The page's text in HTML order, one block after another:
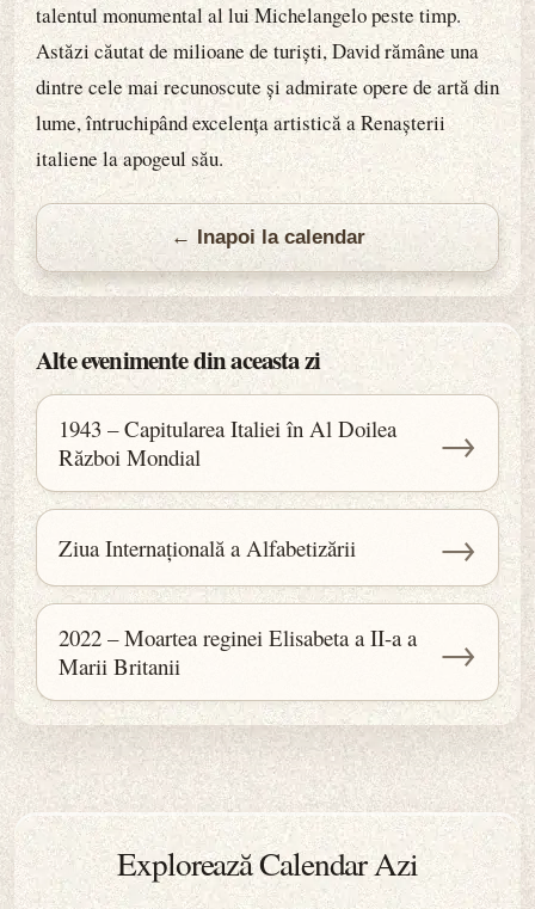
talentul monumental al lui Michelangelo peste timp.
Astăzi căutat de milioane de turiști, David rămâne una
dintre cele mai recunoscute și admirate opere de artă din
lume, întruchipând excelența artistică a Renașterii
italiene la apogeul său.
← Inapoi la calendar
Alte evenimente din aceasta zi
1943 – Capitularea Italiei în Al Doilea
Război Mondial
→
Ziua Internațională a Alfabetizării →
2022 – Moartea reginei Elisabeta a II-a a
Marii Britanii
→
Explorează Calendar Azi